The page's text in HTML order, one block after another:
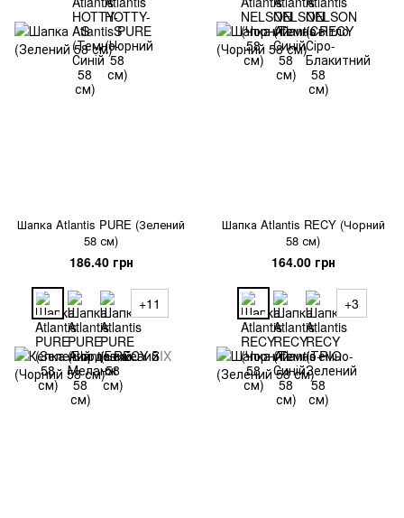
Шапка Atlantis PURE (Зелений
58 см)
186.40 грн
+11
Шапка Atlantis RECY (Чорний
58 см)
164.00 грн
+3